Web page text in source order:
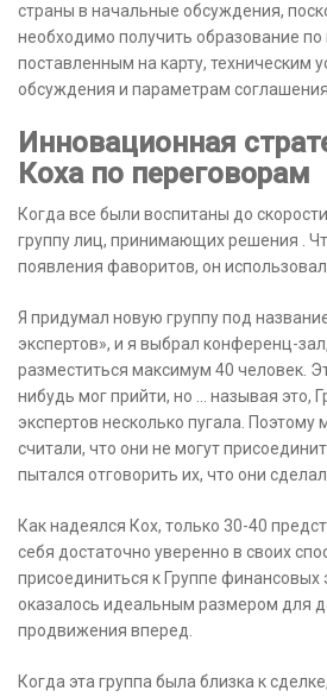
страны в начальные обсуждения,
необходимо получить образование по
поставленным на карту, техническим
обсуждения и параметрам
Инновационная
Коха по переговорам
Когда все были воспитаны до
группу лиц, принимающих решения .
появления фаворитов, он
Я придумал новую группу под
экспертов», и я выбрал конференц-
разместиться максимум 40 человек.
нибудь мог прийти, но … называя это,
экспертов несколько пугала. Поэтому
считали, что они не могут
пытался отговорить их, что они
Как надеялся Кох, только 30-40
себя достаточно уверенно в своих
присоединиться к Группе финансовых
оказалось идеальным размером для
продвижения вперед.
Когда эта группа была близка к